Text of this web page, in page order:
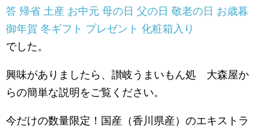
答 帰省 土産 お中元 母の日 父の日 敬老の日 お歳暮
御年賀 冬ギフト プレゼント 化粧箱入り
でした。
興味がありましたら、讃岐うまいもん処 大森屋か
らの簡単な説明をご覧ください。
今だけの数量限定！国産（香川県産）のエキストラ